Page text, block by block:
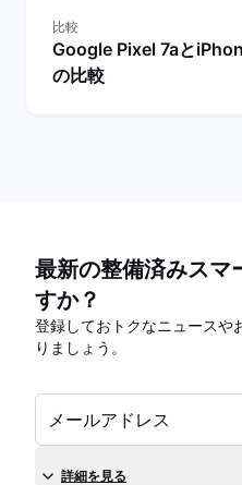
比較
Google Pixel 7aと
の比較
最新の整備済みスマ
すか？
登録しておトクなニュースや
りましょう。
メールアドレス
詳細を見る